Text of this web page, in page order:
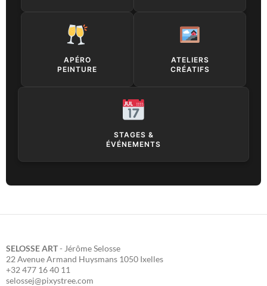
APÉRO
PEINTURE
Description : Un concept unique à
ATELIERS
CRÉATIFS
Description :
STAGES &
ÉVÉNEMENTS
Description : Stages
SELOSSE ART- Jérôme Selosse
22 Avenue Armand Huysmans 1050 Ixelles
+32 477 16 40 11
selossej@pixystree.com